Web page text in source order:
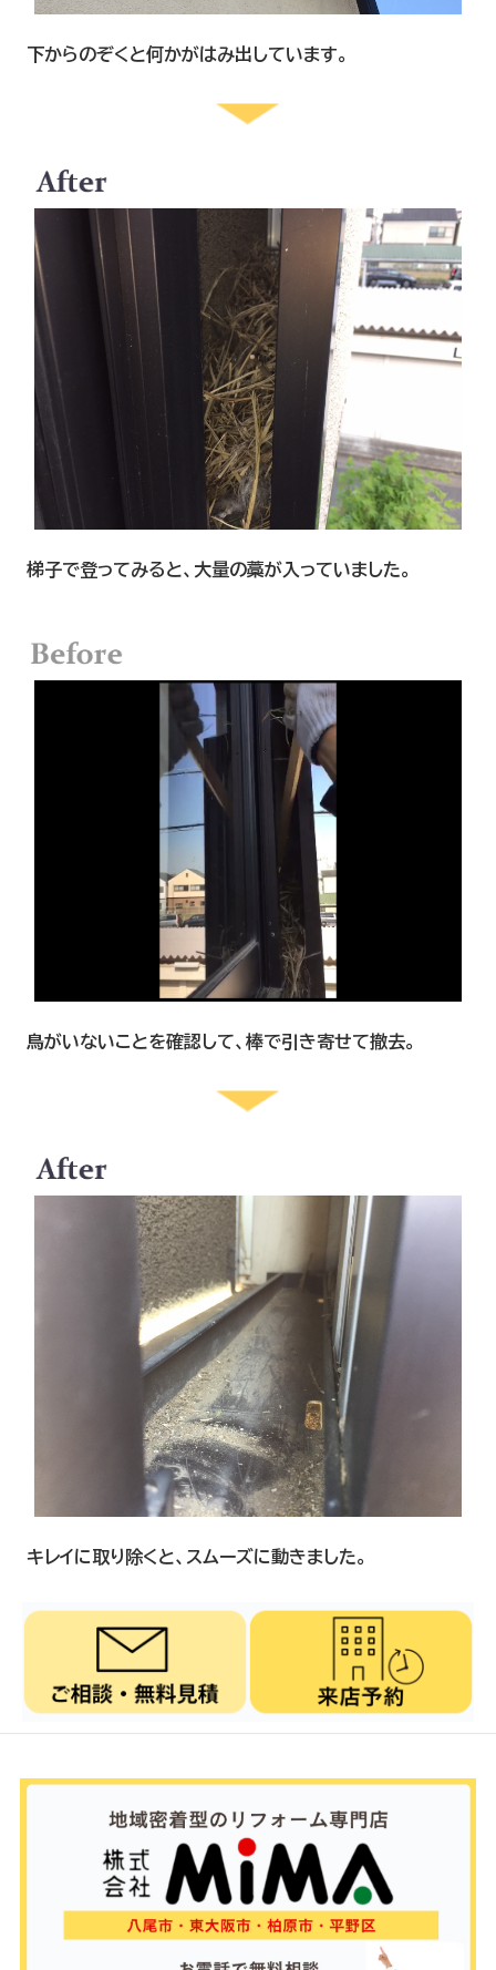
下からのぞくと何かがはみ出しています。
梯子で登ってみると、大量の藁が入っていました。
鳥がいないことを確認して、棒で引き寄せて撤去。
キレイに取り除くと、スムーズに動きました。